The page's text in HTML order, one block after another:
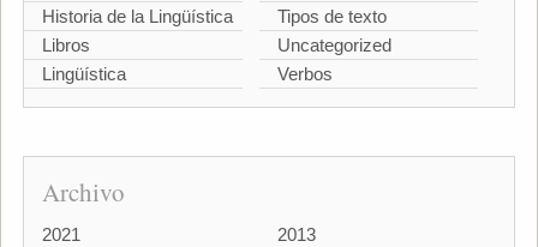
Historia de la Lingüística
Libros
Lingüística
Tipos de texto
Uncategorized
Verbos
Archivo
2021
2013